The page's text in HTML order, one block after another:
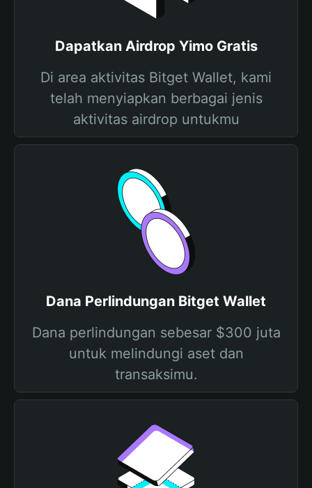
Dapatkan Airdrop Yimo Gratis
Di area aktivitas Bitget Wallet, kami
telah menyiapkan berbagai jenis
aktivitas airdrop untukmu
Dana Perlindungan Bitget Wallet
Dana perlindungan sebesar $300 juta
untuk melindungi aset dan
transaksimu.